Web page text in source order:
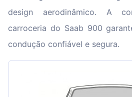
design aerodinâmico. A
carroceria do Saab 900
condução confiável e segura.